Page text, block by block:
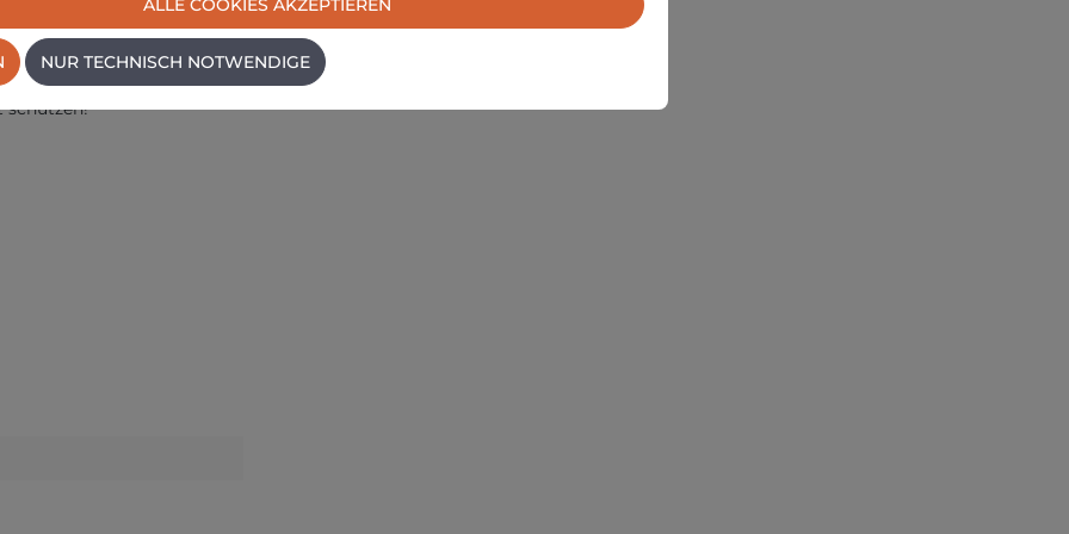
schützen!
ALLE COOKIES AKZEPTIEREN
NUR TECHNISCH NOTWENDIGE